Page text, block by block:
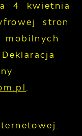
4 kwietnia
stron
.